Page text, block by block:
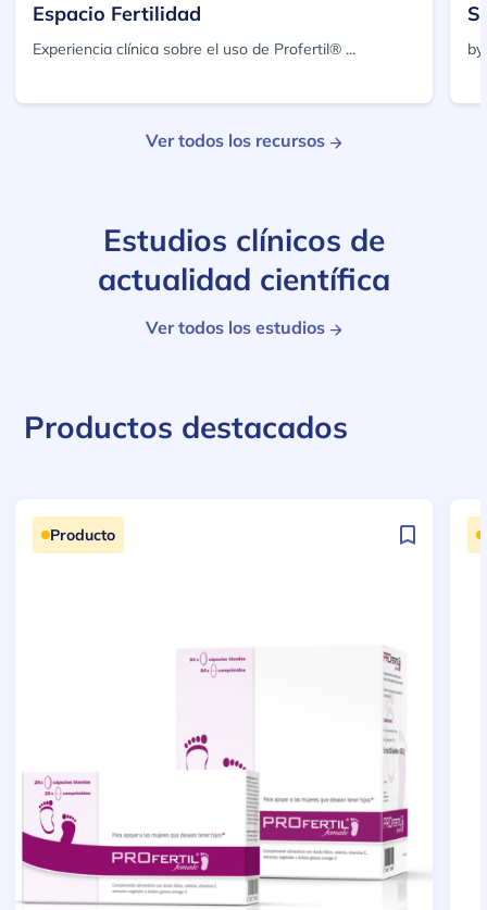
Espacio Fertilidad
Experiencia clínica sobre el uso de Profertil® ...
Ver todos los recursos
Estudios clínicos de
actualidad científica
Ver todos los estudios
Productos destacados
Producto